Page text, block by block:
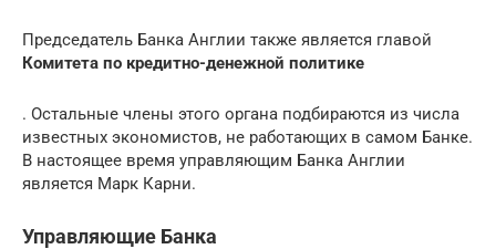
Председатель Банка Англии также является главой
Комитета по кредитно-денежной политике
. Остальные члены этого органа подбираются из числа
известных экономистов, не работающих в самом Банке.
В настоящее время управляющим Банка Англии
является Марк Карни.
Управляющие Банка